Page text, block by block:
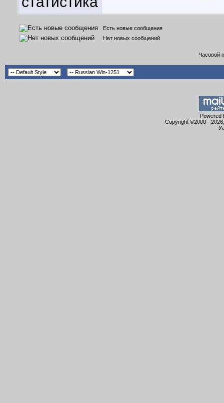
Есть новые сообщения
Нет новых сообщений
Часовой
Powered
Copyright ©2000 -